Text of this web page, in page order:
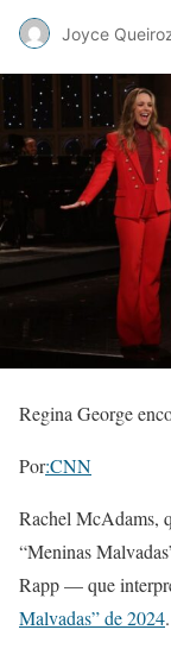
Joyce
Regina George
Por:CNN
Rachel McAdams,
“Meninas
Rapp — que
Malvadas” de 2024.